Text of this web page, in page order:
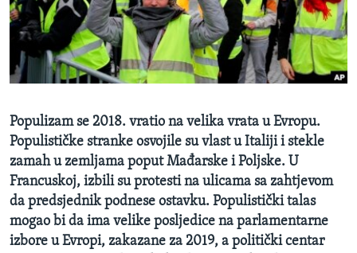
MAGAZIN
O GLASU AMERIKE
Learning English
PRATITE NAS
Jezici
Populizam se 2018. vratio na velika vrata u Evropu.
Populističke stranke osvojile su vlast u Italiji i stekle
zamah u zemljama poput Mađarske i Poljske. U
Francuskoj, izbili su protesti na ulicama sa zahtjevom
da predsjednik podnese ostavku. Populistički talas
mogao bi da ima velike posljedice na parlamentarne
izbore u Evropi, zakazane za 2019, a politički centar